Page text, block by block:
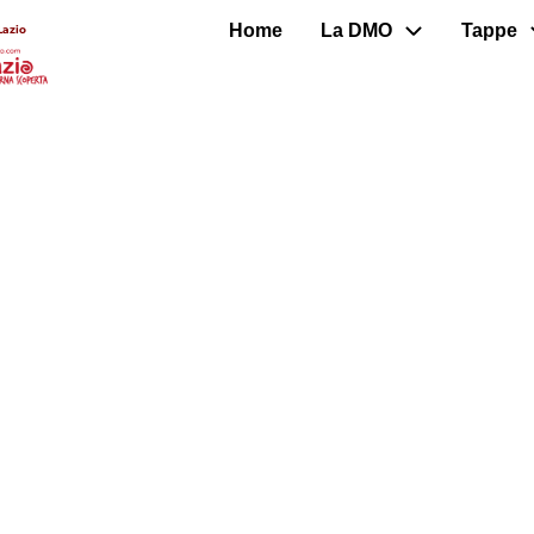
Home La DMO Tappe